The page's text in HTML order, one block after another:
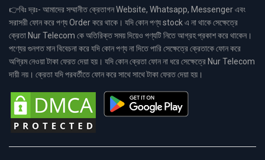
👉বিঃ দ্রঃ- আমাদের সম্মানীত ক্রেতাগন Website, Whatsapp, Messenger এবং
সরাসরী ফোন করে পণ্য Order করে থাকে। যদি কোন পণ্য stock এ না থাকে সেক্ষেত্রে
ক্রেতা Nur Telecom কে অতিরিক্ত সময় দিয়েও পণ্যটি নিতে আগ্রহ প্রকাশ করে থাকেন।
পণ্যের গুনগত মান বিবেচনা করে যদি কোন পণ্য না দিতে পারি সেক্ষেত্রে ক্রেতাকে ফোন করে
অগ্রিম নেওয়া টাকা ফেরত দেয়া হয়। যদি কোন ক্রেতা ফোন না ধরে সেক্ষেত্রে Nur Telecom
দায়ী নয়। ক্রেতা যদি পরবর্তীতে ফোন করে সাথে সাথে টাকা ফেরত দেয়া হয়।